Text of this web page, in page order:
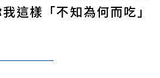
這樣「不知為何而吃」